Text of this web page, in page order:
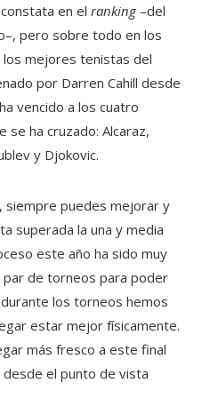
en el ranking–del
pero sobre todo en los
mejores tenistas del
por Darren Cahill desde
vencido a los cuatro
se ha cruzado: Alcaraz,
y Djokovic.
siempre puedes mejorar y
superada la una y media
este año ha sido muy
par de torneos para poder
los torneos hemos
estar mejor físicamente.
más fresco a este final
el punto de vista